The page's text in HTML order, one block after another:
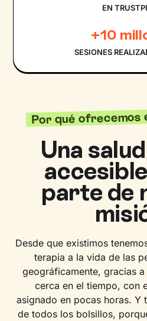
EN
+10
SESIONES
Por qué ofrecemos
Una
parte de
Desde que existimos
terapia a la vida de las
geográficamente, gracias
cerca en el tiempo, con
asignado en pocas horas. Y
de todos los bolsillos,